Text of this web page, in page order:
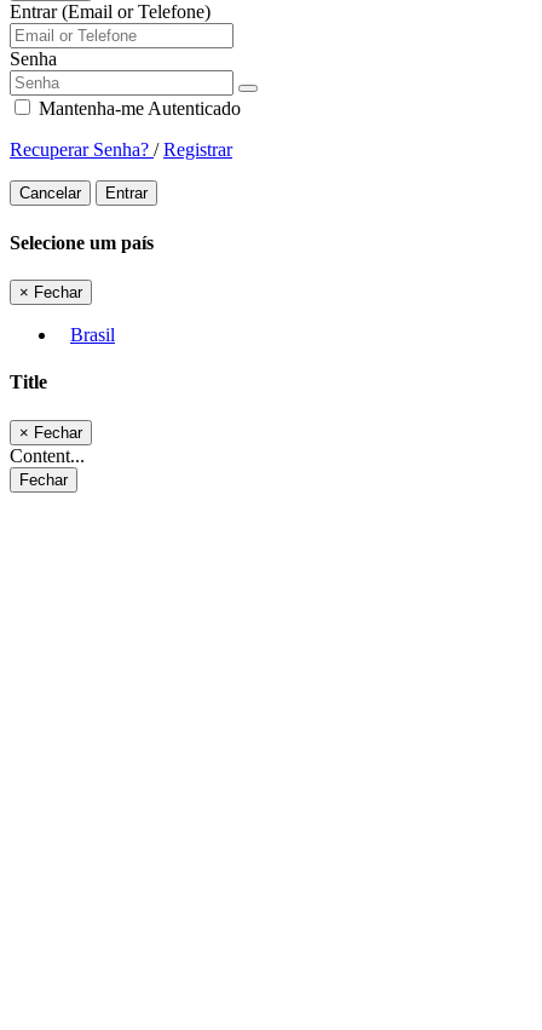
Entrar (Email or Telefone)
Senha
Mantenha-me Autenticado
Recuperar Senha? /Registrar
Cancelar Entrar
Selecione um país
× Fechar
Brasil
Title
× Fechar
Content...
Fechar